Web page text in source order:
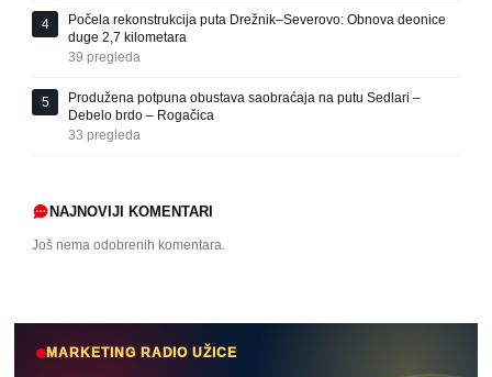
4
Počela rekonstrukcija puta Drežnik–Severovo: Obnova deonice
duge 2,7 kilometara
39 pregleda
5
Produžena potpuna obustava saobraćaja na putu Sedlari –
Debelo brdo – Rogačica
33 pregleda
NAJNOVIJI KOMENTARI
Još nema odobrenih komentara.
MARKETING RADIO UŽICE